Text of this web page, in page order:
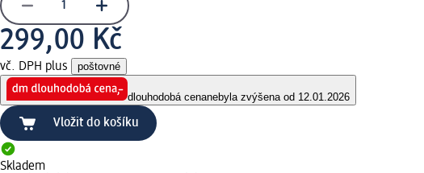
299,00 Kč
vč. DPH plus poštovné
dlouhodobá cenanebyla zvýšena od 12.01.2026
Vložit do košíku
Skladem